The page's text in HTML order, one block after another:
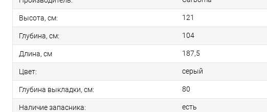
Высота, см: 121
Глубина, см: 104
Длина, см 187,5
Цвет: серый
Глубина выкладки, см: 80
Наличие запасника: есть